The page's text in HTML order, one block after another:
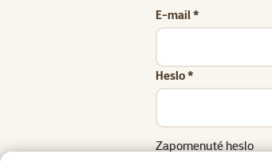
E-mail *
Heslo *
Zapomenuté heslo